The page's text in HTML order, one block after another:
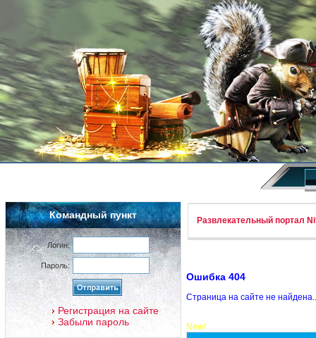
Командный пункт
Логин:
Пароль:
Регистрация на сайте
Забыли пароль
Развлекательный портал
Ошибка 404
Страница на сайте не
New!